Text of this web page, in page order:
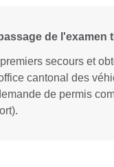
de
secours et
cantonal des
de permis